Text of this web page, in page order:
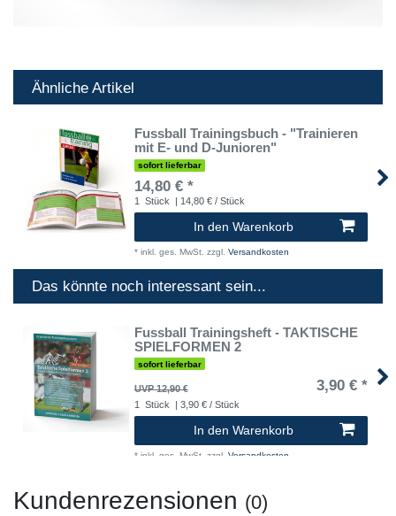
Ähnliche Artikel
Fussball Trainingsbuch - "Trainieren
mit E- und D-Junioren"
sofort lieferbar
14,80 € *
1 Stück | 14,80 € / Stück
In den Warenkorb
* inkl. ges. MwSt. zzgl. Versandkosten
Das könnte noch interessant sein...
Fussball Trainingsheft - TAKTISCHE
SPIELFORMEN 2
sofort lieferbar
UVP 12,90 € 3,90 € *
1 Stück | 3,90 € / Stück
In den Warenkorb
* inkl. ges. MwSt. zzgl. Versandkosten
Kundenrezensionen (0)